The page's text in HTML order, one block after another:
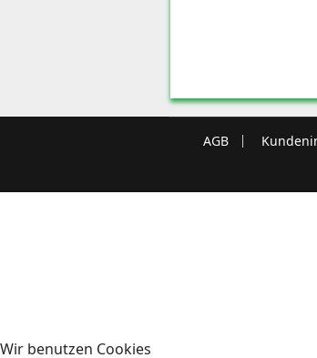
AGB
Wir benutzen Cookies